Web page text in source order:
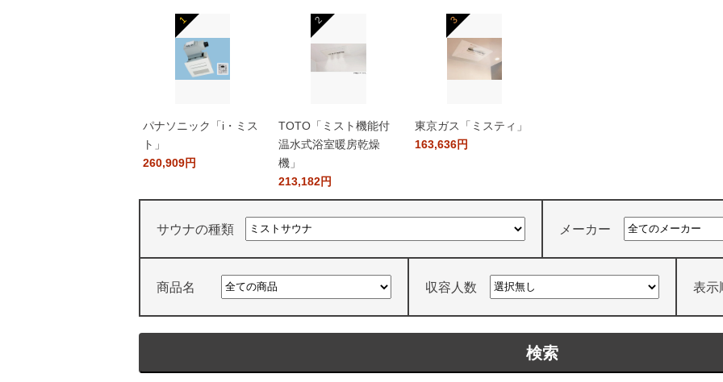
1
パナソニック「i・ミス
ト」
260,909円
2
TOTO「ミスト機能付
温水式浴室暖房乾燥
機」
213,182円
3
東京ガス「ミスティ」
163,636円
サウナの種類 メーカー
商品名 収容人数 表示